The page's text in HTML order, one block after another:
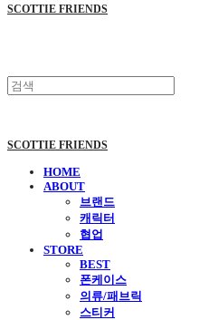
SCOTTIE FRIENDS
SCOTTIE FRIENDS
HOME
ABOUT
브랜드
캐릭터
협업
STORE
BEST
폰케이스
의류/패브릭
스티커